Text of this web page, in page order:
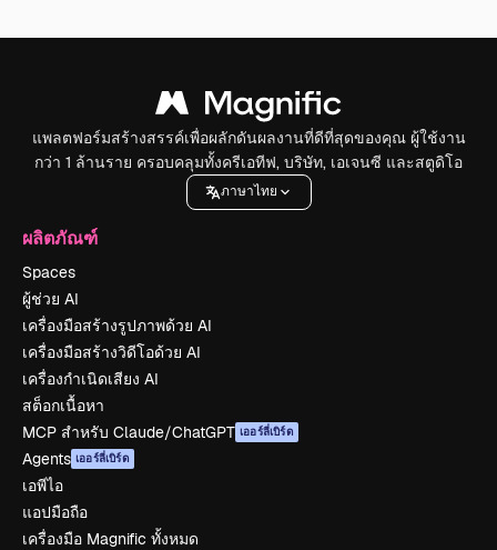
แพลตฟอร์มสร้างสรรค์เพื่อผลักดันผลงานที่ดีที่สุดของคุณ ผู้ใช้งาน
กว่า 1 ล้านราย ครอบคลุมทั้งครีเอทีฟ, บริษัท, เอเจนซี และสตูดิโอ
ภาษาไทย
ผลิตภัณฑ์
Spaces
ผู้ช่วย AI
เครื่องมือสร้างรูปภาพด้วย AI
เครื่องมือสร้างวิดีโอด้วย AI
เครื่องกำเนิดเสียง AI
สต็อกเนื้อหา
MCP สำหรับ Claude/ChatGPT เออร์ลี่เบิร์ด
Agents เออร์ลี่เบิร์ด
เอพีไอ
แอปมือถือ
เครื่องมือ Magnific ทั้งหมด